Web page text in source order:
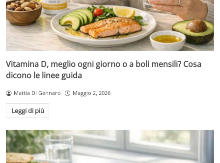
Vitamina D, meglio ogni giorno o a boli mensili? Cosa
dicono le linee guida
Mattia Di Gennaro Maggio 2, 2026
Leggi di più